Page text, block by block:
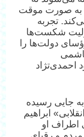
به صورت موقت
تجربه
شکست‌ها
دولت‌ها را
احمدی‌تژاد
جایی رسیده
ابراهیم
اطراف او